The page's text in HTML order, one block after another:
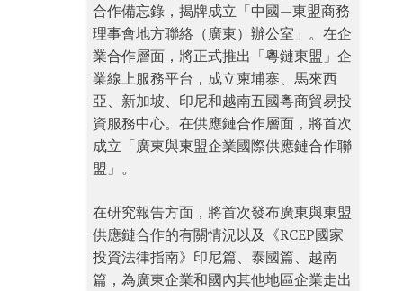
合作備忘錄，揭牌成立「中國—東盟商務
理事會地方聯絡（廣東）辦公室」。在企
業合作層面，將正式推出「粵鏈東盟」企
業線上服務平台，成立柬埔寨、馬來西
亞、新加坡、印尼和越南五國粵商貿易投
資服務中心。在供應鏈合作層面，將首次
成立「廣東與東盟企業國際供應鏈合作聯
盟」。
在研究報告方面，將首次發布廣東與東盟
供應鏈合作的有關情況以及《RCEP國家
投資法律指南》印尼篇、泰國篇、越南
篇，為廣東企業和國內其他地區企業走出